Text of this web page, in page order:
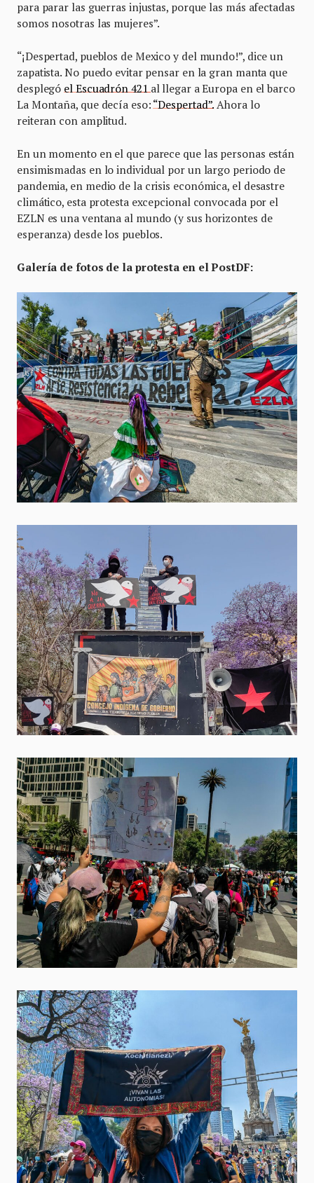
para parar las guerras injustas, porque las más afectadas
somos nosotras las mujeres”.
“¡Despertad, pueblos de Mexico y del mundo!”, dice un
zapatista. No puedo evitar pensar en la gran manta que
desplegóel Escuadrón 421al llegar a Europa en el barco
La Montaña, que decía eso:“Despertad”. Ahora lo
reiteran con amplitud.
En un momento en el que parece que las personas están
ensimismadas en lo individual por un largo periodo de
pandemia, en medio de la crisis económica, el desastre
climático, esta protesta excepcional convocada por el
EZLN es una ventana al mundo (y sus horizontes de
esperanza) desde los pueblos.
Galería de fotos de la protesta en el PostDF: